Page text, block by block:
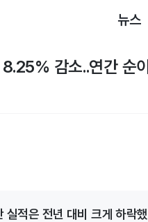
뉴스
감소..연간 순
실적은 전년 대비 크게 하